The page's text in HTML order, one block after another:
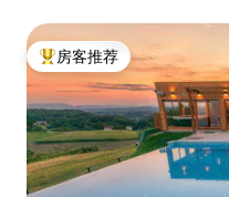
热门「房客推荐」
房客推荐